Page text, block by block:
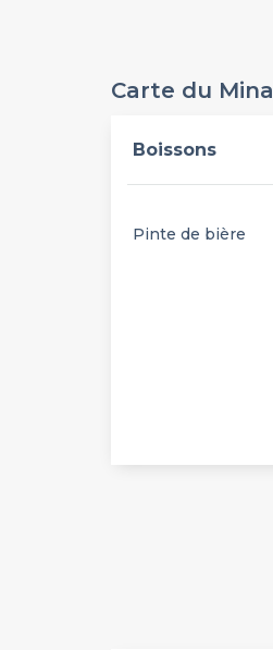
Carte du Mina
Boissons
Pinte de bière